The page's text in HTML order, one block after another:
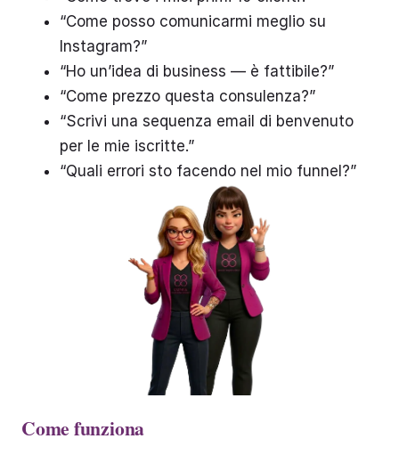
“Come posso comunicarmi meglio su
Instagram?”
“Ho un’idea di business — è fattibile?”
“Come prezzo questa consulenza?”
“Scrivi una sequenza email di benvenuto
per le mie iscritte.”
“Quali errori sto facendo nel mio funnel?”
Come funziona